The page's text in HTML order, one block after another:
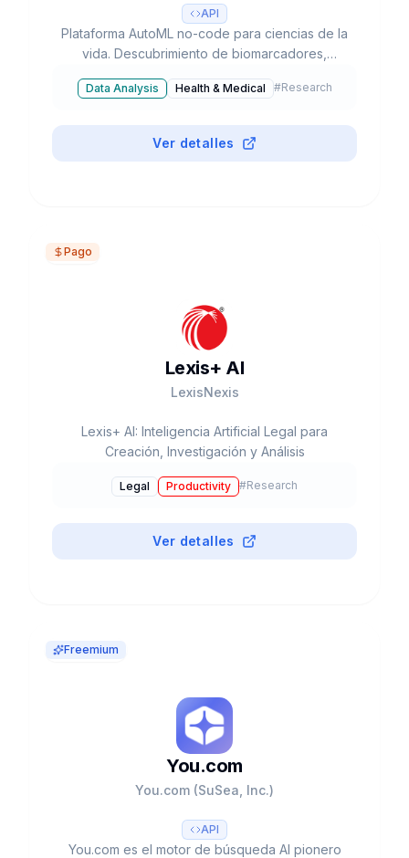
API
Plataforma AutoML no-code para ciencias de la
vida. Descubrimiento de biomarcadores,
programación. Spin-off University of Crete.
Data Analysis Health & Medical #Research
Ver detalles
Pago
Lexis+ AI
LexisNexis
Lexis+ AI: Inteligencia Artificial Legal para
Creación, Investigación y Análisis
Legal Productivity #Research
Ver detalles
Freemium
You.com
You.com (SuSea, Inc.)
API
You.com es el motor de búsqueda AI pionero